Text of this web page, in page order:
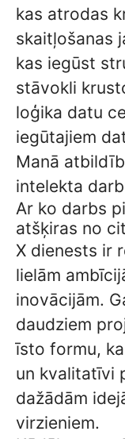
kas atrodas
skaitļošanas
kas iegūst
stāvokli
loģika datu
iegūtajiem
Manā
intelekta
Ar ko darbs
atšķiras no
X dienests ir
lielām
inovācijām.
daudziem
īsto formu,
un kvalitatīvi
dažādām
virzieniem.